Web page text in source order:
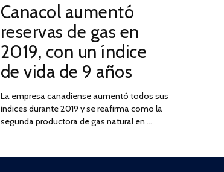
ON
2025
Canacol aumentó
reservas de gas en
2019, con un índice
de vida de 9 años
La empresa canadiense aumentó todos sus
índices durante 2019 y se reafirma como la
segunda productora de gas natural en …